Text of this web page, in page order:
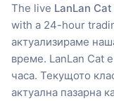
The live LanLan
with a 24-hour
актуализираме
време. LanLan Cat
часа. Текущото
актуална пазарна